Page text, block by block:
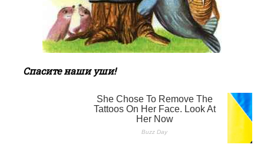
Спасите наши уши!